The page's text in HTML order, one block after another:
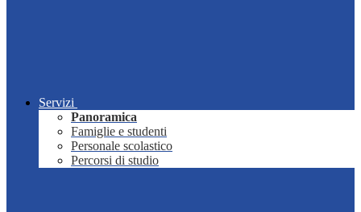
Servizi
Panoramica
Famiglie e studenti
Personale scolastico
Percorsi di studio